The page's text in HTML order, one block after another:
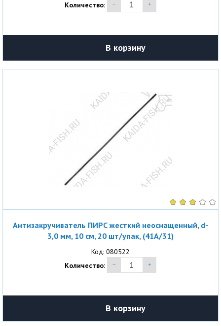
Количество:
В корзину
Антизакручиватель ПИРС жесткий неоснащенный, d-
3,0 мм, 10 см, 20 шт/упак, (41A/31)
Код: 080522
Количество:
В корзину